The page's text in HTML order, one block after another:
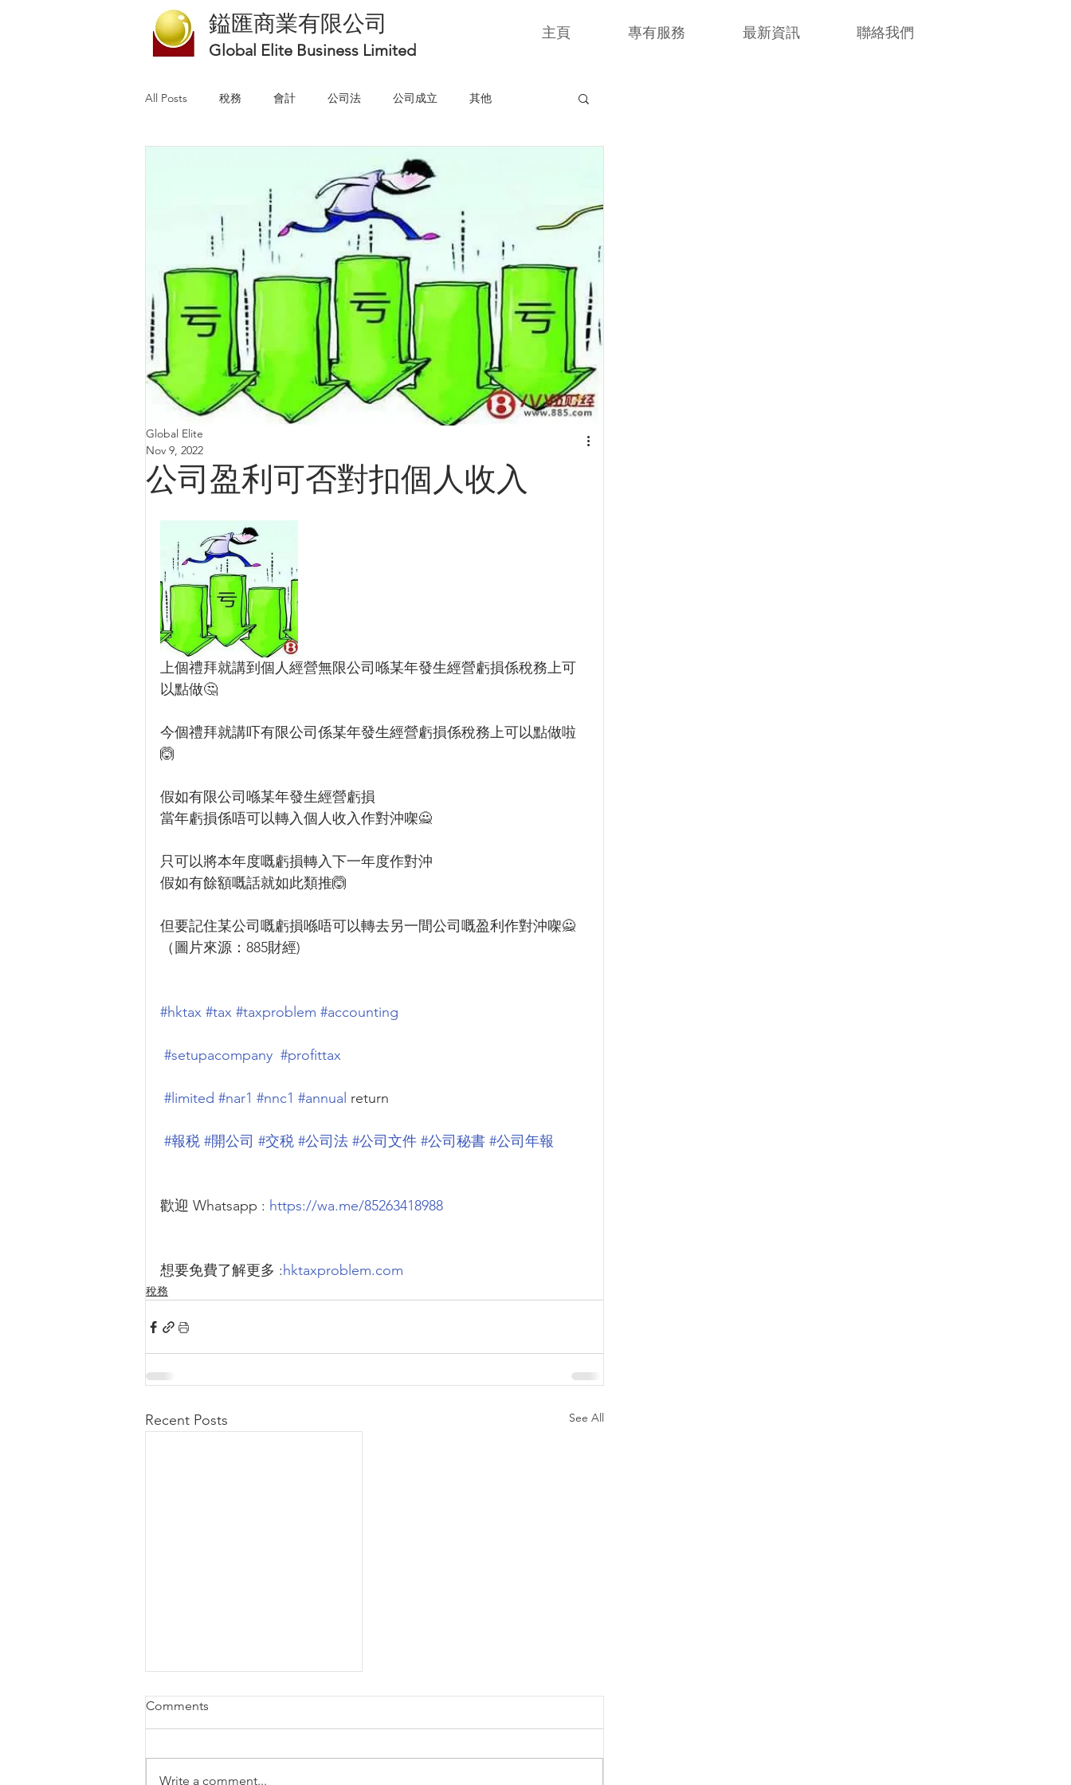
鎰匯商業有限公司
Global Elite Business Limited
主頁 專有服務 最新資訊 聯絡我們
All Posts 稅務 會計 公司法 公司成立 其他
公司盈利可否對扣個人收入
Global Elite
Nov 9, 2022
上個禮拜就講到個人經營無限公司喺某年發生經營虧損係稅務上可
以點做🤔
今個禮拜就講吓有限公司係某年發生經營虧損係稅務上可以點做啦
🙆
假如有限公司喺某年發生經營虧損
當年虧損係唔可以轉入個人收入作對沖㗎🙅
只可以將本年度嘅虧損轉入下一年度作對沖
假如有餘額嘅話就如此類推🙆
但要記住某公司嘅虧損喺唔可以轉去另一間公司嘅盈利作對沖㗎🙅
（圖片來源：885財經)
#hktax #tax #taxproblem #accounting
#setupacompany #profittax
#limited #nar1 #nnc1 #annual return
#報税 #開公司 #交税 #公司法 #公司文件 #公司秘書 #公司年報
歡迎 Whatsapp : https://wa.me/85263418988
想要免費了解更多 :hktaxproblem.com
稅務
Recent Posts See All
Comments
Write a comment...